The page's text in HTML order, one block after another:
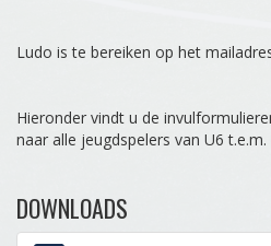
Ludo is te bereiken op het
Hieronder vindt u de
naar alle jeugdspelers van U6 t.e.m.
DOWNLOADS